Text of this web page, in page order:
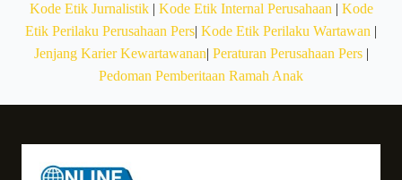
Kode Etik Jurnalistik| Kode Etik Internal Perusahaan | Kode
Etik Perilaku Perusahaan Pers| Kode Etik Perilaku Wartawan |
Jenjang Karier Kewartawanan| Peraturan Perusahaan Pers|
Pedoman Pemberitaan Ramah Anak